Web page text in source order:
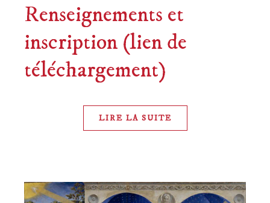
Renseignements et
inscription (lien de
téléchargement)
LIRE LA SUITE